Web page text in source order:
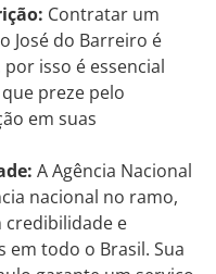
Contratar um
José do Barreiro é
isso é essencial
preze pelo
em suas
A Agência Nacional
nacional no ramo,
credibilidade e
em todo o Brasil. Sua